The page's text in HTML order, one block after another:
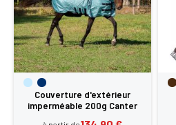
Couverture d'extérieur
imperméable 200g Canter